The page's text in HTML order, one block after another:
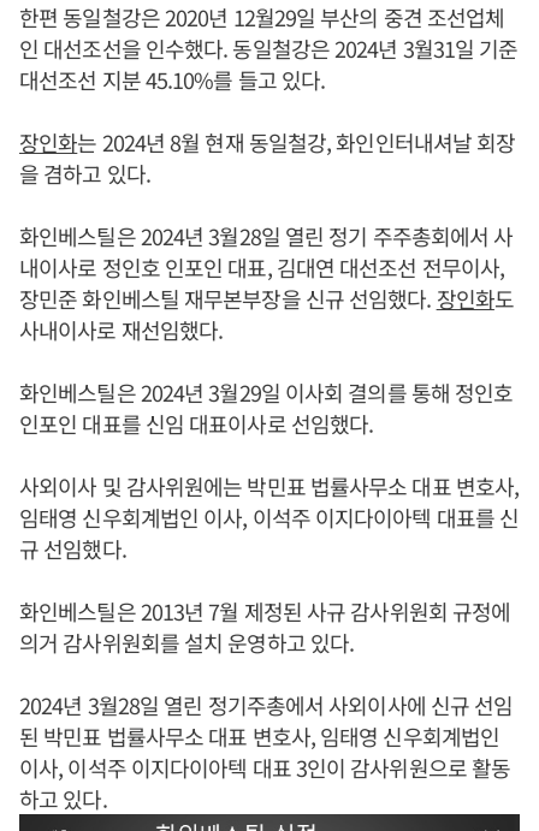
한편 동일철강은 2020년 12월29일 부산의 중견 조선업체
인 대선조선을 인수했다. 동일철강은 2024년 3월31일 기준
대선조선 지분 45.10%를 들고 있다.
장인화는 2024년 8월 현재 동일철강, 화인인터내셔날 회장
을 겸하고 있다.
화인베스틸은 2024년 3월28일 열린 정기 주주총회에서 사
내이사로 정인호 인포인 대표, 김대연 대선조선 전무이사,
장민준 화인베스틸 재무본부장을 신규 선임했다. 장인화도
사내이사로 재선임했다.
화인베스틸은 2024년 3월29일 이사회 결의를 통해 정인호
인포인 대표를 신임 대표이사로 선임했다.
사외이사 및 감사위원에는 박민표 법률사무소 대표 변호사,
임태영 신우회계법인 이사, 이석주 이지다이아텍 대표를 신
규 선임했다.
화인베스틸은 2013년 7월 제정된 사규 감사위원회 규정에
의거 감사위원회를 설치 운영하고 있다.
2024년 3월28일 열린 정기주총에서 사외이사에 신규 선임
된 박민표 법률사무소 대표 변호사, 임태영 신우회계법인
이사, 이석주 이지다이아텍 대표 3인이 감사위원으로 활동
하고 있다.